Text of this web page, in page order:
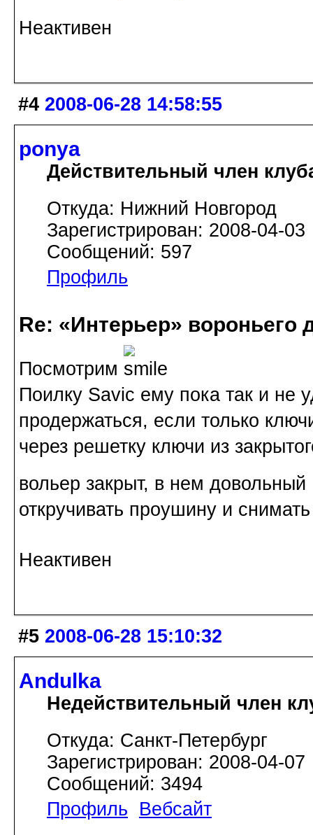
Неактивен
#4 2008-06-28 14:58:55
ponya
Действительный член
Откуда: Нижний Новгород
Зарегистрирован: 2008-04-03
Сообщений: 597
Профиль
Re: «Интерьер» вороньего
Посмотрим
Поилку Saviс ему пока так и не
продержаться, если только
через решетку ключи из
вольер закрыт, в нем
откручивать проушину и
Неактивен
#5 2008-06-28 15:10:32
Andulka
Недействительный член
Откуда: Санкт-Петербург
Зарегистрирован: 2008-04-07
Сообщений: 3494
Профиль
Вебсайт